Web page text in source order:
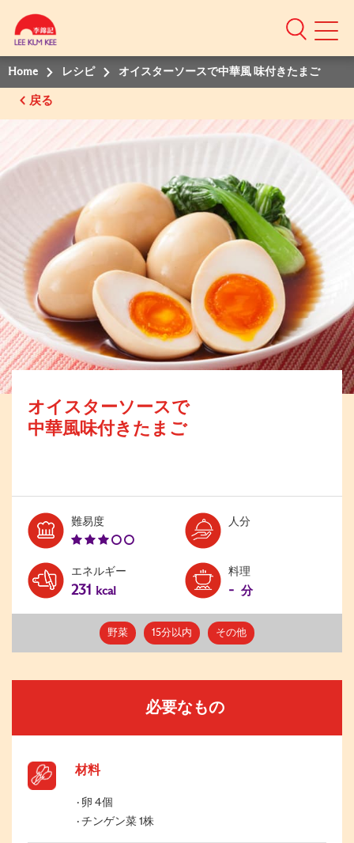
Home レシピ オイスターソースで中華風 味付きたまご
戻る
オイスターソースで
中華風味付きたまご
難易度Level:
3
人分Serves:
エネルギー
231 kcal
料理
- 分
野菜 15分以内 その他
必要なもの
材料
卵 4個
チンゲン菜 1株